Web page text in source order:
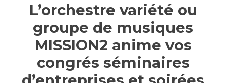
L’orchestre variété ou
groupe de musiques
MISSION2 anime vos
congrés séminaires